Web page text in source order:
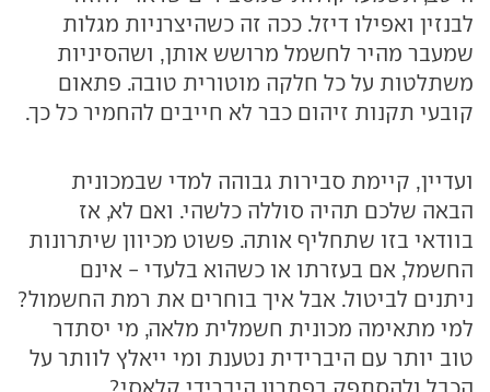
לבנזין ואפילו דיזל. ככה זה כשהיצרניות מגלות
שמעבר מהיר לחשמל מרושש אותן, ושהסיניות
משתלטות על כל חלקה מוטורית טובה. פתאום
קובעי תקנות זיהום כבר לא חייבים להחמיר כל כך.
ועדיין, קיימת סבירות גבוהה למדי שבמכונית
הבאה שלכם תהיה סוללה כלשהי. ואם לא, אז
בוודאי בזו שתחליף אותה. פשוט מכיוון שיתרונות
החשמל, אם בעזרתו או כשהוא בלעדי - אינם
ניתנים לביטול. אבל איך בוחרים את רמת החשמול?
למי מתאימה מכונית חשמלית מלאה, מי יסתדר
טוב יותר עם היברידית נטענת ומי ייאלץ לוותר על